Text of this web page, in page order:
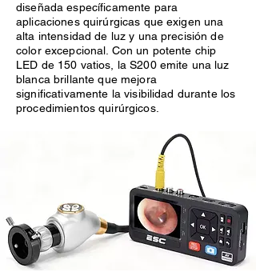
diseñada específicamente para
aplicaciones quirúrgicas que exigen una
alta intensidad de luz y una precisión de
color excepcional. Con un potente chip
LED de 150 vatios, la S200 emite una luz
blanca brillante que mejora
significativamente la visibilidad durante los
procedimientos quirúrgicos.